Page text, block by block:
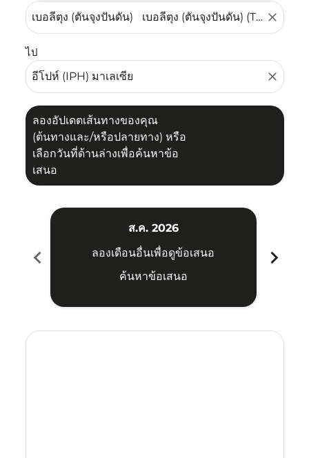
close
ไป
close
ลองอัปเดตเส้นทางของคุณ
(ต้นทางและ/หรือปลายทาง) หรือ
เลือกวันที่ด้านล่างเพื่อค้นหาข้อ
เสนอ
chevron_left
ส.ค. 2026
ลองเดือนอื่นเพื่อดูข้อเสนอ
ค้นหาข้อเสนอ
chevron_right